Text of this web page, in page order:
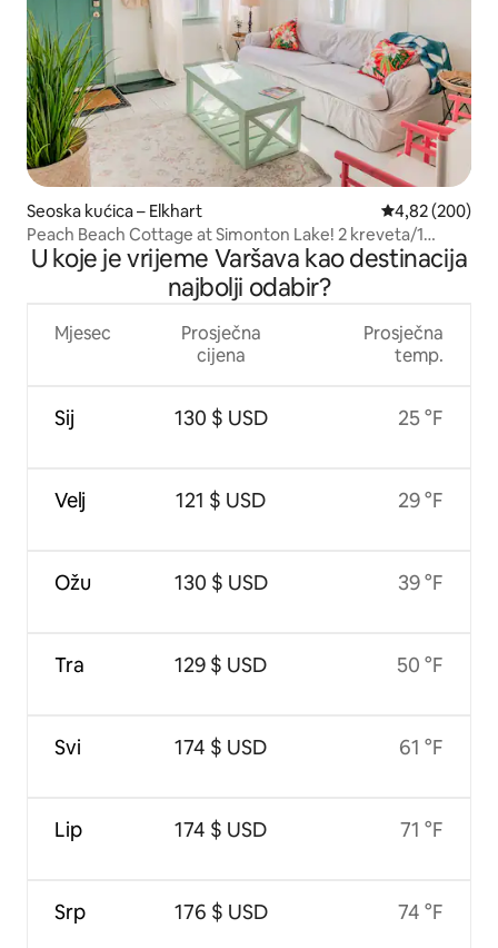
Seoska kućica – Elkhart Prosječna
4,82 (200)
Peach Beach Cottage at Simonton Lake! 2 kreveta/1
kupaonica
U koje je vrijeme Varšava kao destinacija
najbolji odabir?
Mjesec
Sij
Velj
Ožu
Tra
Svi
Lip
Srp
Prosječna
cijena
130 $ USD
121 $ USD
130 $ USD
129 $ USD
174 $ USD
174 $ USD
176 $ USD
Prosječna
temp.
25 °F
29 °F
39 °F
50 °F
61 °F
71 °F
74 °F